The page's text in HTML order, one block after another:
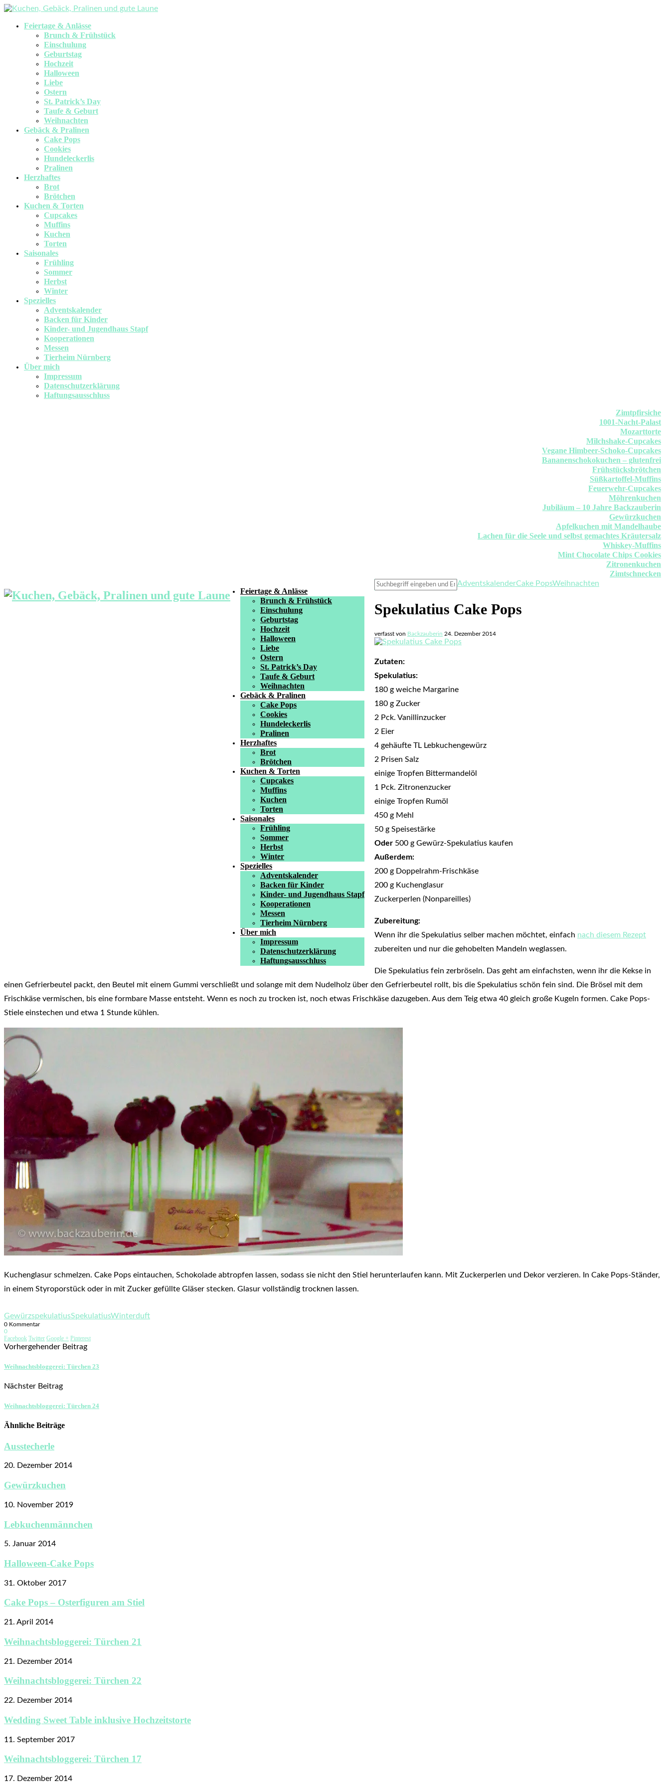
Feiertage & Anlässe
Brunch & Frühstück
Einschulung
Geburtstag
Hochzeit
Halloween
Liebe
Ostern
St. Patrick’s Day
Taufe & Geburt
Weihnachten
Gebäck & Pralinen
Cake Pops
Cookies
Hundeleckerlis
Pralinen
Herzhaftes
Brot
Brötchen
Kuchen & Torten
Cupcakes
Muffins
Kuchen
Torten
Saisonales
Frühling
Sommer
Herbst
Winter
Spezielles
Adventskalender
Backen für Kinder
Kinder- und Jugendhaus Stapf
Kooperationen
Messen
Tierheim Nürnberg
Über mich
Impressum
Datenschutzerklärung
Haftungsausschluss
Zimtpfirsiche
1001-Nacht-Palast
Mozarttorte
Milchshake-Cupcakes
Vegane Himbeer-Schoko-Cupcakes
Bananenschokokuchen – glutenfrei
Frühstücksbrötchen
Süßkartoffel-Muffins
Feuerwehr-Cupcakes
Möhrenkuchen
Jubiläum – 10 Jahre Backzauberin
Gewürzkuchen
Apfelkuchen mit Mandelhaube
Lachen für die Seele und selbst gemachtes Kräutersalz
Whiskey-Muffins
Mint Chocolate Chips Cookies
Zitronenkuchen
Zimtschnecken
Feiertage & Anlässe
Brunch & Frühstück
Einschulung
Geburtstag
Hochzeit
Halloween
Liebe
Ostern
St. Patrick’s Day
Taufe & Geburt
Weihnachten
Gebäck & Pralinen
Cake Pops
Cookies
Hundeleckerlis
Pralinen
Herzhaftes
Brot
Brötchen
Kuchen & Torten
Cupcakes
Muffins
Kuchen
Torten
Saisonales
Frühling
Sommer
Herbst
Winter
Spezielles
Adventskalender
Backen für Kinder
Kinder- und Jugendhaus Stapf
Kooperationen
Messen
Tierheim Nürnberg
Über mich
Impressum
Datenschutzerklärung
Haftungsausschluss
AdventskalenderCake PopsWeihnachten
Spekulatius Cake Pops
verfasst von Backzauberin 24. Dezember 2014
Zutaten:
Spekulatius:
180 g weiche Margarine
180 g Zucker
2 Pck. Vanillinzucker
2 Eier
4 gehäufte TL Lebkuchengewürz
2 Prisen Salz
einige Tropfen Bittermandelöl
1 Pck. Zitronenzucker
einige Tropfen Rumöl
450 g Mehl
50 g Speisestärke
Oder 500 g Gewürz-Spekulatius kaufen
Außerdem:
200 g Doppelrahm-Frischkäse
200 g Kuchenglasur
Zuckerperlen (Nonpareilles)
Zubereitung:
Wenn ihr die Spekulatius selber machen möchtet, einfach nach diesem Rezept
zubereiten und nur die gehobelten Mandeln weglassen.
Die Spekulatius fein zerbröseln. Das geht am einfachsten, wenn ihr die Kekse in
einen Gefrierbeutel packt, den Beutel mit einem Gummi verschließt und solange mit dem Nudelholz über den Gefrierbeutel rollt, bis die Spekulatius schön fein sind. Die Brösel mit dem
Frischkäse vermischen, bis eine formbare Masse entsteht. Wenn es noch zu trocken ist, noch etwas Frischkäse dazugeben. Aus dem Teig etwa 40 gleich große Kugeln formen. Cake Pops-
Stiele einstechen und etwa 1 Stunde kühlen.
Kuchenglasur schmelzen. Cake Pops eintauchen, Schokolade abtropfen lassen, sodass sie nicht den Stiel herunterlaufen kann. Mit Zuckerperlen und Dekor verzieren. In Cake Pops-Ständer,
in einem Styroporstück oder in mit Zucker gefüllte Gläser stecken. Glasur vollständig trocknen lassen.
GewürzspekulatiusSpekulatiusWinterduft
0 Kommentar
0
Facebook Twitter Google + Pinterest
Vorhergehender Beitrag
Weihnachtsbloggerei: Türchen 23
Nächster Beitrag
Weihnachtsbloggerei: Türchen 24
Ähnliche Beiträge
Ausstecherle
20. Dezember 2014
Gewürzkuchen
10. November 2019
Lebkuchenmännchen
5. Januar 2014
Halloween-Cake Pops
31. Oktober 2017
Cake Pops – Osterfiguren am Stiel
21. April 2014
Weihnachtsbloggerei: Türchen 21
21. Dezember 2014
Weihnachtsbloggerei: Türchen 22
22. Dezember 2014
Wedding Sweet Table inklusive Hochzeitstorte
11. September 2017
Weihnachtsbloggerei: Türchen 17
17. Dezember 2014